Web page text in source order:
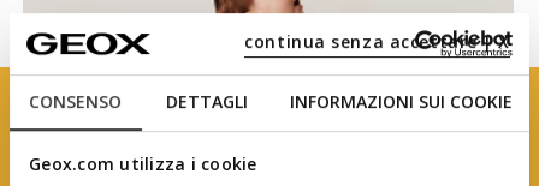
CONSENSO DETTAGLI INFORMAZIONI SUI COOKIE
Geox.com utilizza i cookie
continua senza accettare | X